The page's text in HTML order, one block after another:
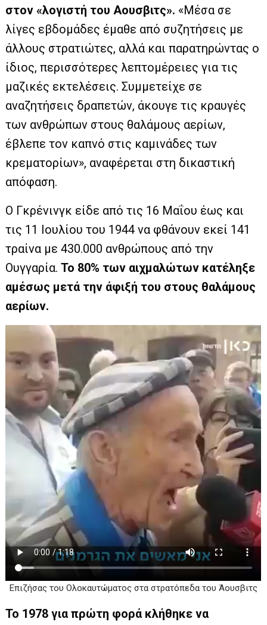
στον «λογιστή του Αουσβιτς». «Μέσα σε
λίγες εβδομάδες έμαθε από συζητήσεις με
άλλους στρατιώτες, αλλά και παρατηρώντας ο
ίδιος, περισσότερες λεπτομέρειες για τις
μαζικές εκτελέσεις. Συμμετείχε σε
αναζητήσεις δραπετών, άκουγε τις κραυγές
των ανθρώπων στους θαλάμους αερίων,
έβλεπε τον καπνό στις καμινάδες των
κρεματορίων», αναφέρεται στη δικαστική
απόφαση.
Ο Γκρένινγκ είδε από τις 16 Μαΐου έως και
τις 11 Ιουλίου του 1944 να φθάνουν εκεί 141
τραίνα με 430.000 ανθρώπους από την
Ουγγαρία.Το 80% των αιχμαλώτων κατέληξε
αμέσως μετά την άφιξή του στους θαλάμους
αερίων.
Επιζήσας του Ολοκαυτώματος στα στρατόπεδα του Άουσβιτς
Το 1978 για πρώτη φορά κλήθηκε να